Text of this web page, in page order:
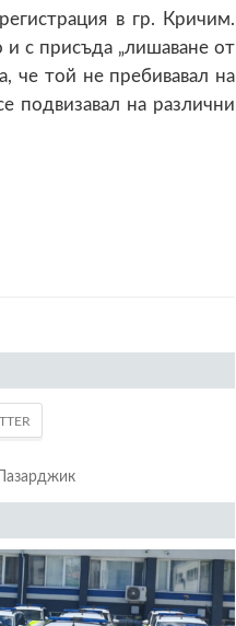
в гр. Кричим.
с присъда „лишаване от
че той не пребивавал на
подвизавал на различни